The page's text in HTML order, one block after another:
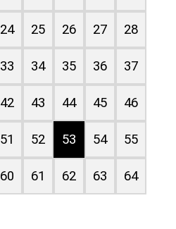
24 25 26 27 28
33 34 35 36 37
42 43 44 45 46
51 52 53 54 55
60 61 62 63 64